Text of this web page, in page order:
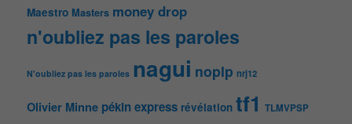
Maestro Masters money drop
n'oubliez pas les paroles
N'oubliez pas les paroles nagui noplp nrj12
Olivier Minne pékin express révélation tf1 TLMVPSP